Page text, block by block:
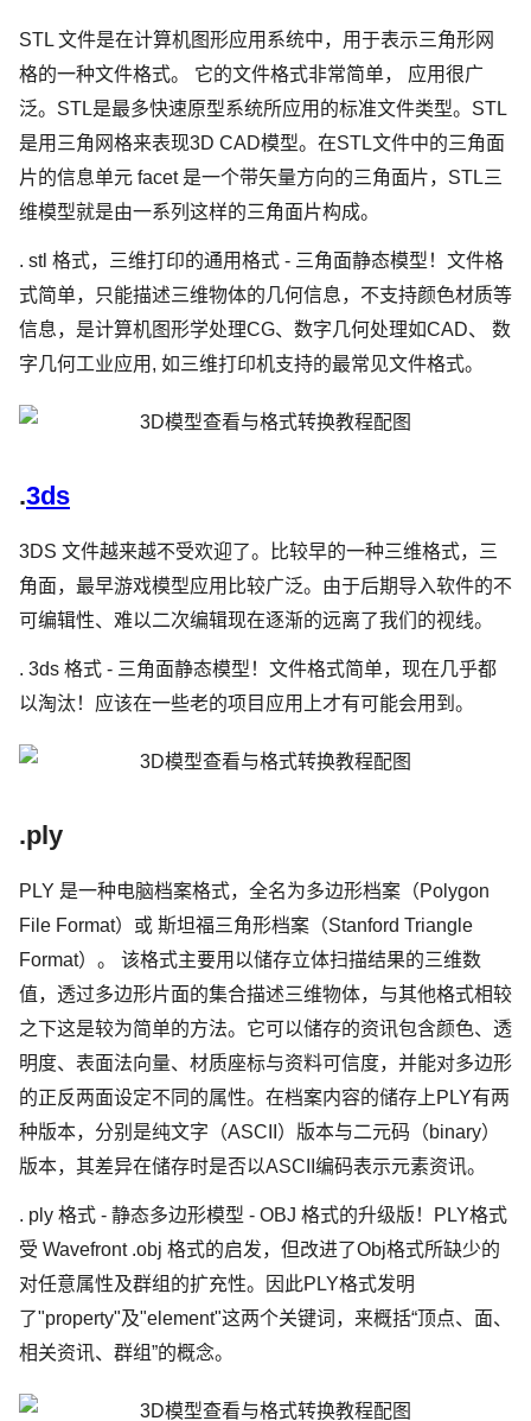
STL 文件是在计算机图形应用系统中，用于表示三角形网
格的一种文件格式。 它的文件格式非常简单， 应用很广
泛。STL是最多快速原型系统所应用的标准文件类型。STL
是用三角网格来表现3D CAD模型。在STL文件中的三角面
片的信息单元 facet 是一个带矢量方向的三角面片，STL三
维模型就是由一系列这样的三角面片构成。
. stl 格式，三维打印的通用格式 - 三角面静态模型！文件格
式简单，只能描述三维物体的几何信息，不支持颜色材质等
信息，是计算机图形学处理CG、数字几何处理如CAD、 数
字几何工业应用, 如三维打印机支持的最常见文件格式。
.3ds
3DS 文件越来越不受欢迎了。比较早的一种三维格式，三
角面，最早游戏模型应用比较广泛。由于后期导入软件的不
可编辑性、难以二次编辑现在逐渐的远离了我们的视线。
. 3ds 格式 - 三角面静态模型！文件格式简单，现在几乎都
以淘汰！应该在一些老的项目应用上才有可能会用到。
.ply
PLY 是一种电脑档案格式，全名为多边形档案（Polygon
File Format）或 斯坦福三角形档案（Stanford Triangle
Format）。 该格式主要用以储存立体扫描结果的三维数
值，透过多边形片面的集合描述三维物体，与其他格式相较
之下这是较为简单的方法。它可以储存的资讯包含颜色、透
明度、表面法向量、材质座标与资料可信度，并能对多边形
的正反两面设定不同的属性。在档案内容的储存上PLY有两
种版本，分别是纯文字（ASCII）版本与二元码（binary）
版本，其差异在储存时是否以ASCII编码表示元素资讯。
. ply 格式 - 静态多边形模型 - OBJ 格式的升级版！PLY格式
受 Wavefront .obj 格式的启发，但改进了Obj格式所缺少的
对任意属性及群组的扩充性。因此PLY格式发明
了"property"及"element"这两个关键词，来概括“顶点、面、
相关资讯、群组”的概念。